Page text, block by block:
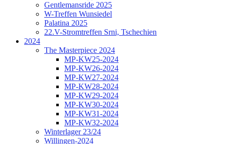
Gentlemansride 2025
W-Treffen Wunsiedel
Palatina 2025
22.V-Stromtreffen Srni, Tschechien
2024
The Masterpiece 2024
MP-KW25-2024
MP-KW26-2024
MP-KW27-2024
MP-KW28-2024
MP-KW29-2024
MP-KW30-2024
MP-KW31-2024
MP-KW32-2024
Winterlager 23/24
Willingen-2024